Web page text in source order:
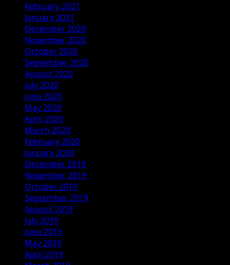
February 2021
January 2021
December 2020
November 2020
October 2020
September 2020
August 2020
July 2020
June 2020
May 2020
April 2020
March 2020
February 2020
January 2020
December 2019
November 2019
October 2019
September 2019
August 2019
July 2019
June 2019
May 2019
April 2019